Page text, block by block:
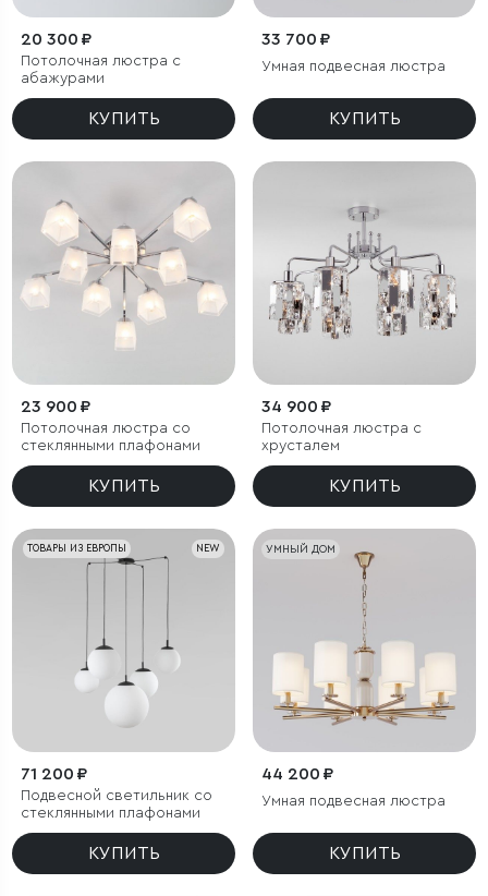
20 300 ₽
Потолочная люстра с
абажурами
КУПИТЬ
33 700 ₽
Умная подвесная люстра
КУПИТЬ
23 900 ₽
Потолочная люстра со
стеклянными плафонами
КУПИТЬ
34 900 ₽
Потолочная люстра с
хрусталем
КУПИТЬ
NEW
ТОВАРЫ ИЗ ЕВРОПЫ
71 200 ₽
Подвесной светильник со
стеклянными плафонами
КУПИТЬ
УМНЫЙ ДОМ
44 200 ₽
Умная подвесная люстра
КУПИТЬ